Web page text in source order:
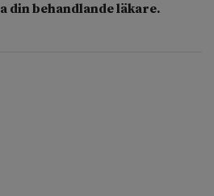
din behandlande läkare.